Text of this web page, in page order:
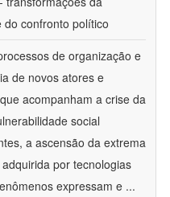
do confronto político
de organização e
de novos atores e
acompanham a crise da
social
a ascensão da extrema
por tecnologias
expressam e ...